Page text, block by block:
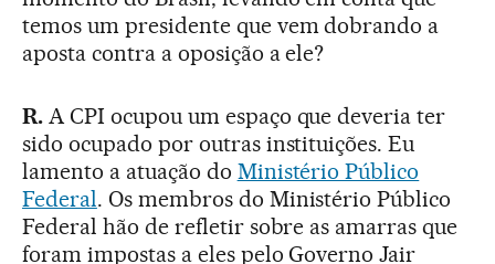
temos um presidente que vem dobrando a
aposta contra a oposição a ele?
R. A CPI ocupou um espaço que deveria ter
sido ocupado por outras instituições. Eu
lamento a atuação do Ministério Público
Federal. Os membros do Ministério Público
Federal hão de refletir sobre as amarras que
foram impostas a eles pelo Governo Jair